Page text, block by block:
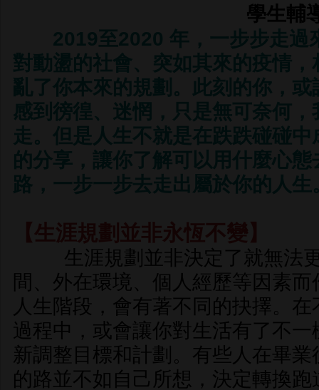
學生輔
2019至2020 年，一步步走過
對動盪的社會、突如其來的疫情
亂了你本來的規劃。此刻的你，
感到徬徨、迷惘，只是無可奈何
走。但是人生不就是在跌跌碰碰
的分享，讓你了解可以用什麼心
路，一步一步去走出屬於你的人生
生涯規劃並非決定了就無法
間、外在環境、個人經歷等因素
人生階段，會有著不同的抉擇。
過程中，或會讓你對生活有了不
新調整目標和計劃。有些人在畢
的路並不如自己所想，決定轉換